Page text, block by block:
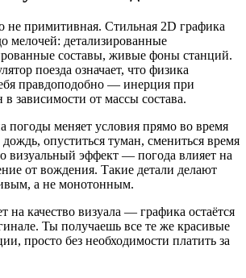
примитивная. Стильная 2D графика
мелочей: детализированные
составы, живые фоны станций.
поезда означает, что физика
правдоподобно — инерция при
зависимости от массы состава.
погоды меняет условия прямо во время
опуститься туман, смениться время
визуальный эффект — погода влияет на
от вождения. Такие детали делают
а не монотонным.
на качество визуала — графика остаётся
Ты получаешь все те же красивые
просто без необходимости платить за